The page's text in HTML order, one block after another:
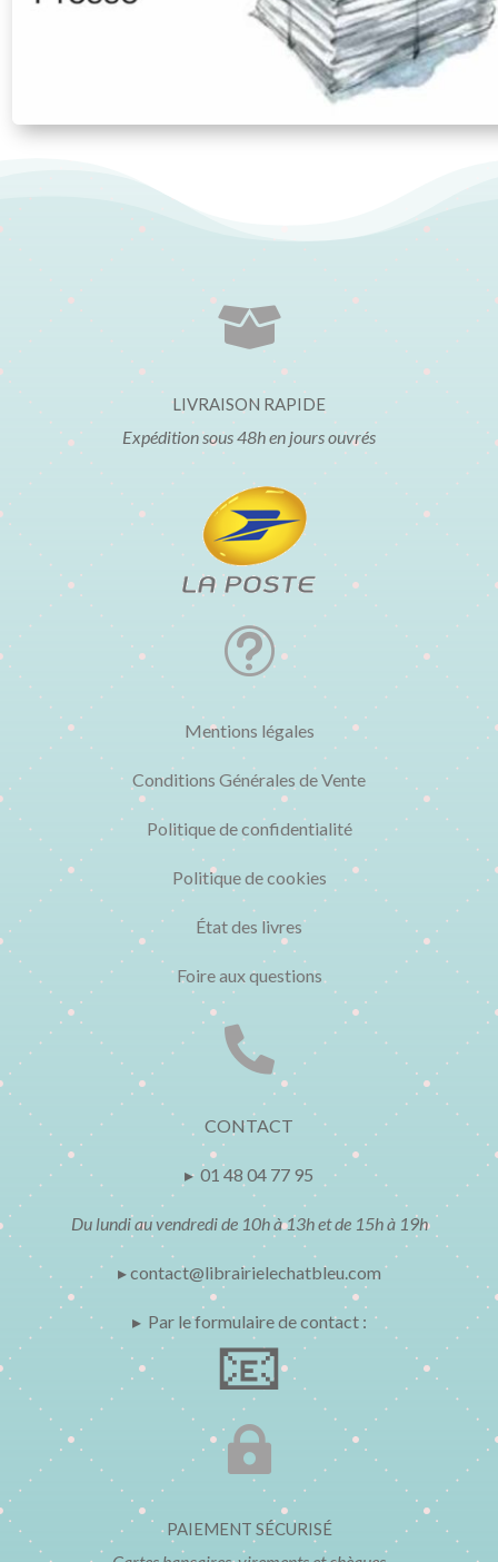

LIVRAISON RAPIDE
Expédition sous 48h en jours ouvrés
t
Mentions légales
Conditions Générales de Vente
Politique de confidentialité
Politique de cookies
État des livres
Foire aux questions

CONTACT
▸ 01 48 04 77 95
Du lundi au vendredi de 10h à 13h et de 15h à 19h
▸ contact@librairielechatbleu.com
▸ Par le formulaire de contact :
📧

PAIEMENT SÉCURISÉ